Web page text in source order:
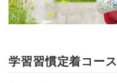
学習習慣定着コース